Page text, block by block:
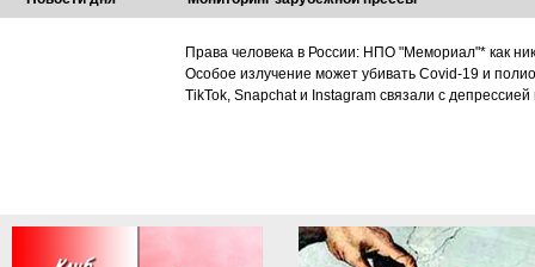
Права человека в России: НПО "Мемориал"* как
Особое излучение может убивать Covid-19 и
TikTok, Snapchat и Instagram связали с